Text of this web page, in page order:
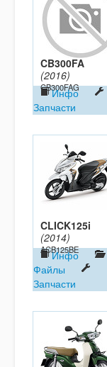
CB300FA
(2016)
CB300FAG
Инфо
Запчасти
CLICK125i
(2014)
ACB125BE
Инфо
Файлы
Запчасти